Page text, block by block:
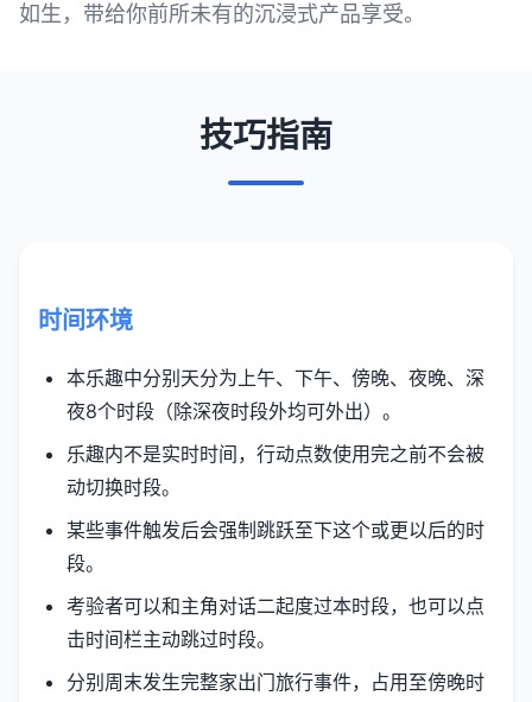
如生，带给你前所未有的沉浸式产品享受。
技巧指南
时间环境
本乐趣中分别天分为上午、下午、傍晚、夜晚、深
夜8个时段（除深夜时段外均可外出）。
乐趣内不是实时时间，行动点数使用完之前不会被
动切换时段。
某些事件触发后会强制跳跃至下这个或更以后的时
段。
考验者可以和主角对话二起度过本时段，也可以点
击时间栏主动跳过时段。
分别周末发生完整家出门旅行事件，占用至傍晚时